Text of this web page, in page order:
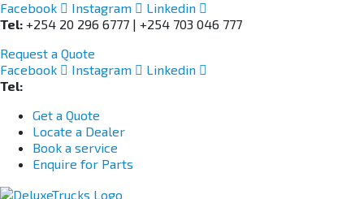
Facebook Instagram
Linkedin
Tel: +254 20 296 6777 | +254 703 046 777
Request a Quote
Facebook
Instagram
Linkedin
Tel:
Get a Quote
Locate a Dealer
Book a service
Enquire for Parts